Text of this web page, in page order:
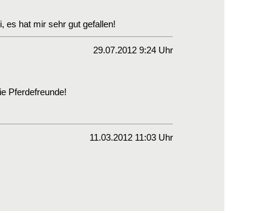
es hat mir sehr gut gefallen!
29.07.2012 9:24 Uhr
Pferdefreunde!
11.03.2012 11:03 Uhr